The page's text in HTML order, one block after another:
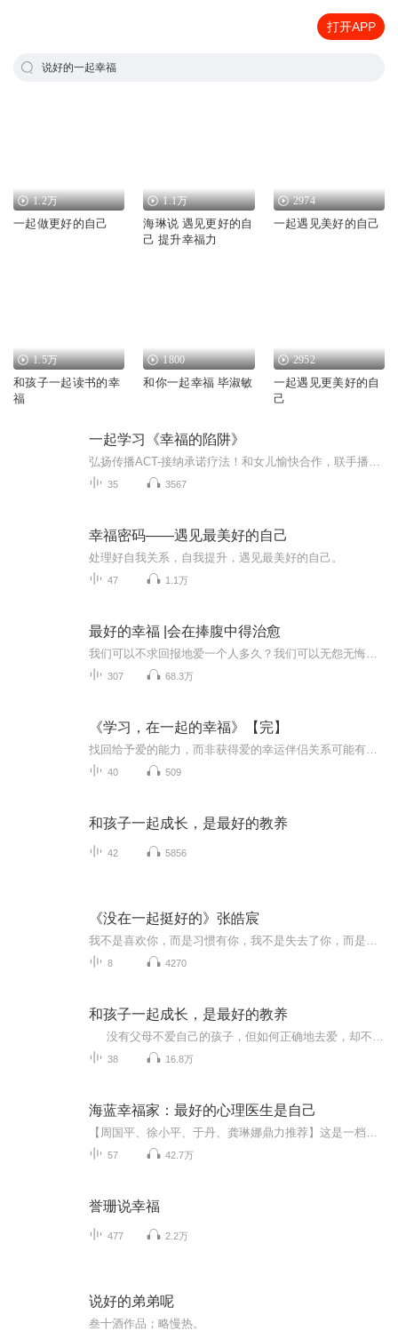
打开APP
说好的一起幸福
1.2万
一起做更好的自己
1.1万
海琳说 遇见更好的自
己 提升幸福力
2974
一起遇见美好的自己
1.5万
和孩子一起读书的幸
福
1800
和你一起幸福 毕淑敏
2952
一起遇见更美好的自
己
一起学习《幸福的陷阱》
35 3567
幸福密码——遇见最美好的自己
处理好自我关系，自我提升，遇见最美好的自己。
47 1.1万
最好的幸福 |会在捧腹中得治愈
307 68.3万
《学习，在一起的幸福》【完】
40 509
和孩子一起成长，是最好的教养
42 5856
《没在一起挺好的》张皓宸
8 4270
和孩子一起成长，是最好的教养
38 16.8万
海蓝幸福家：最好的心理医生是自己
57 42.7万
誉珊说幸福
477 2.2万
说好的弟弟呢
叁十酒作品；略慢热。